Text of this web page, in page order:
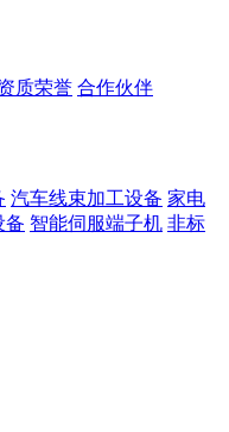
质荣誉 合作伙伴
汽车线束加工设备 家电
备 智能伺服端子机 非标